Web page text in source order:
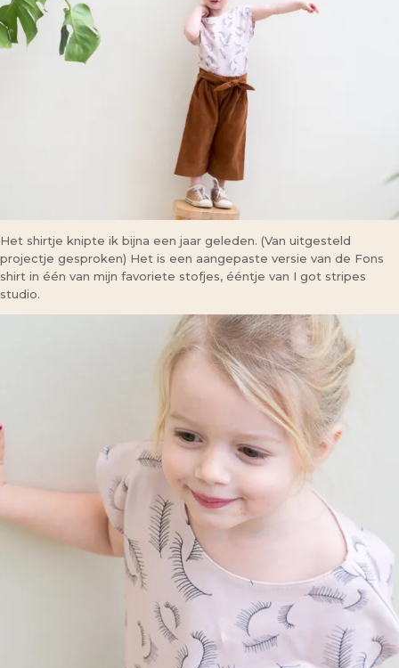
Het shirtje knipte ik bijna een jaar geleden. (Van uitgesteld
projectje gesproken) Het is een aangepaste versie van de Fons
shirt in één van mijn favoriete stofjes, ééntje van I got stripes
studio.